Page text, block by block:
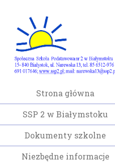
Strona główna
SSP 2 w Białymstoku
Dokumenty szkolne
Niezbędne informacje